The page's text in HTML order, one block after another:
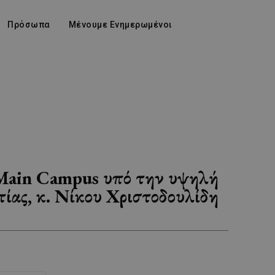
Πρόσωπα Μένουμε Ενημερωμένοι
Campus υπό την υψηλή
κ. Νίκου Χριστοδουλίδη